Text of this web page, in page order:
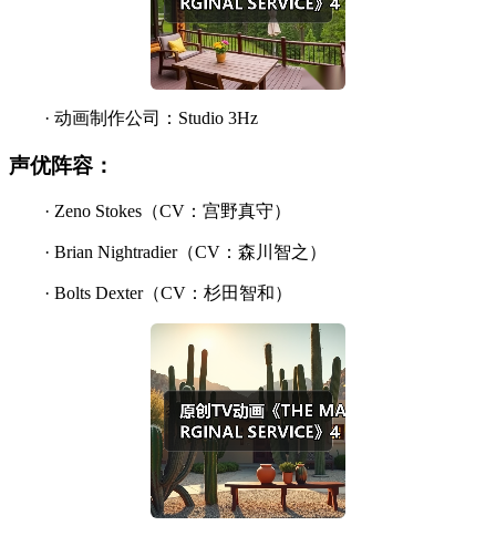
· 动画制作公司：Studio 3Hz
声优阵容：
· Zeno Stokes（CV：宫野真守）
· Brian Nightradier（CV：森川智之）
· Bolts Dexter（CV：杉田智和）